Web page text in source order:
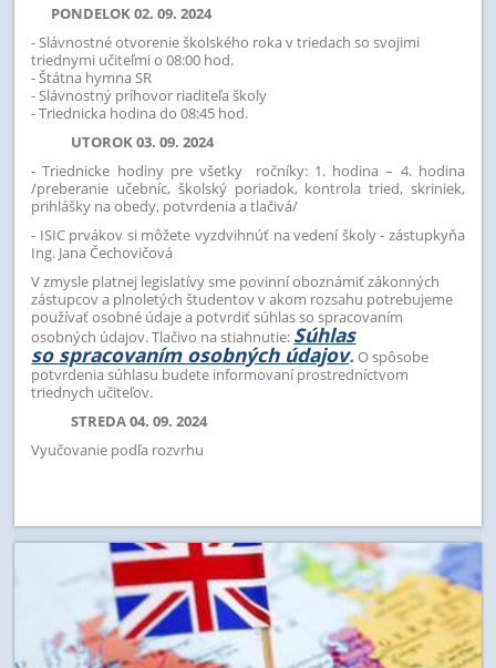
PONDELOK 02. 09. 2024
- Slávnostné otvorenie školského roka v triedach so svojimi
triednymi učiteľmi o 08:00 hod.
- Štátna hymna SR
- Slávnostný príhovor riaditeľa školy
- Triednicka hodina do 08:45 hod.
UTOROK 03. 09. 2024
- Triednicke hodiny pre všetky ročníky: 1. hodina – 4. hodina
/preberanie učebníc, školský poriadok, kontrola tried, skriniek,
prihlášky na obedy, potvrdenia a tlačivá/
- ISIC prvákov si môžete vyzdvihnúť na vedení školy - zástupkyňa
Ing. Jana Čechovičová
V zmysle platnej legislatívy sme povinní oboznámiť zákonných
zástupcov a plnoletých študentov v akom rozsahu potrebujeme
používať osobné údaje a potvrdiť súhlas so spracovaním
osobných údajov. Tlačivo na stiahnutie: Súhlas
so spracovaním osobných údajov.O spôsobe
potvrdenia súhlasu budete informovaní prostredníctvom
triednych učiteľov.
STREDA 04. 09. 2024
Vyučovanie podľa rozvrhu